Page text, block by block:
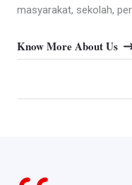
masyarakat, sekolah,
Know More About Us